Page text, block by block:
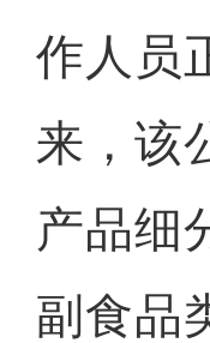
作人员
来，该
产品细
副食品